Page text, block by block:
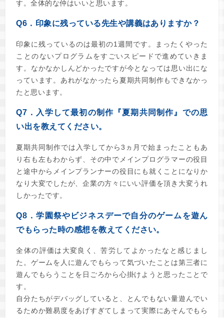
す。全体的な仲はいいと思います。
Q6．印象に残っている先生や講義はありますか？
印象に残っているのは最初の1週間です。まったくやった
ことのないプログラムをすごいスピードで進めていきま
す。なかなかしんどかったですが今となっては思い出にな
っています。あれがなかったら夏期共同制作もできなかっ
たと思います。
Q7．入学して最初の制作『夏期共同制作』での思
い出を教えてください。
夏期共同制作では入学してから3ヵ月で始まったこともあ
り右も左もわからず、その中でメインプログラマーの役目
と途中からメインプランナーの役目にも就くことになりか
なり大変でしたが、企業の方々にいい評価を頂き大変うれ
しかったです。
Q8．学園祭やビジネスデーで自分のゲームを遊ん
でもらった時の感想を教えてください。
全体の評価は大変良く、苦労してよかったなと感じまし
た。ゲームを人に遊んでもらって気づいたことは第三者に
遊んでもらうことを日ごろから心掛けようと思ったことで
す。
自分たちがデバッグしていると、とんでもない量遊んでい
るためか難易度をあげすぎてしまって実際にあそんでもら